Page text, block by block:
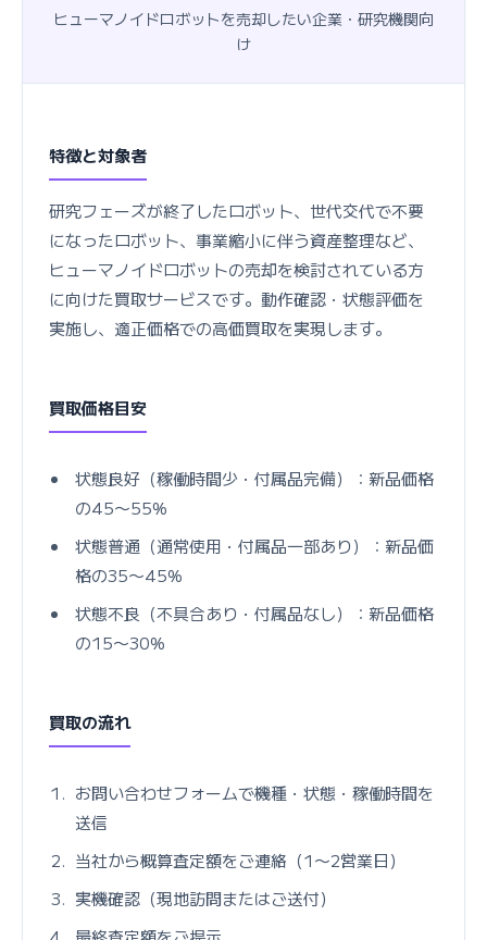
ヒューマノイドロボットを売却したい企業・研究機関向
け
特徴と対象者
研究フェーズが終了したロボット、世代交代で不要
になったロボット、事業縮小に伴う資産整理など、
ヒューマノイドロボットの売却を検討されている方
に向けた買取サービスです。動作確認・状態評価を
実施し、適正価格での高価買取を実現します。
買取価格目安
状態良好（稼働時間少・付属品完備）：新品価格
の45〜55%
状態普通（通常使用・付属品一部あり）：新品価
格の35〜45%
状態不良（不具合あり・付属品なし）：新品価格
の15〜30%
買取の流れ
お問い合わせフォームで機種・状態・稼働時間を
送信
当社から概算査定額をご連絡（1〜2営業日）
実機確認（現地訪問またはご送付）